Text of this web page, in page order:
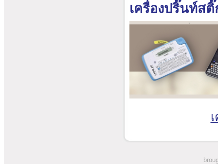
เครื่องปริ๊นท์สติ๊